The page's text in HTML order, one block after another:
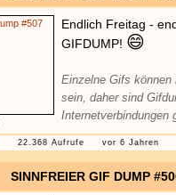
Endlich Freitag -
GIFDUMP! 😄
Einzelne Gifs können
sein, daher sind
Internetverbindungen
22.368 Aufrufe vor 6 Jahren
SINNFREIER GIF DUMP